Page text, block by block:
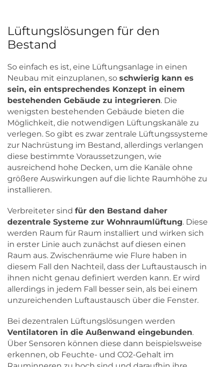
Lüftungslösungen für den
Bestand
So einfach es ist, eine Lüftungsanlage in einen
Neubau mit einzuplanen, so schwierig kann es
sein, ein entsprechendes Konzept in einem
bestehenden Gebäude zu integrieren. Die
wenigsten bestehenden Gebäude bieten die
Möglichkeit, die notwendigen Lüftungskanäle zu
verlegen. So gibt es zwar zentrale Lüftungssysteme
zur Nachrüstung im Bestand, allerdings verlangen
diese bestimmte Voraussetzungen, wie
ausreichend hohe Decken, um die Kanäle ohne
größere Auswirkungen auf die lichte Raumhöhe zu
installieren.
Verbreiteter sind für den Bestand daher
dezentrale Systeme zur Wohnraumlüftung. Diese
werden Raum für Raum installiert und wirken sich
in erster Linie auch zunächst auf diesen einen
Raum aus. Zwischenräume wie Flure haben in
diesem Fall den Nachteil, dass der Luftaustausch in
ihnen nicht genau definiert werden kann. Er wird
allerdings in jedem Fall besser sein, als bei einem
unzureichenden Luftaustausch über die Fenster.
Bei dezentralen Lüftungslösungen werden
Ventilatoren in die Außenwand eingebunden.
Über Sensoren können diese dann beispielsweise
erkennen, ob Feuchte- und CO2-Gehalt im